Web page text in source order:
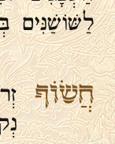
לַשּׁוֹשַׁנִּים
חֲשׂוֹף